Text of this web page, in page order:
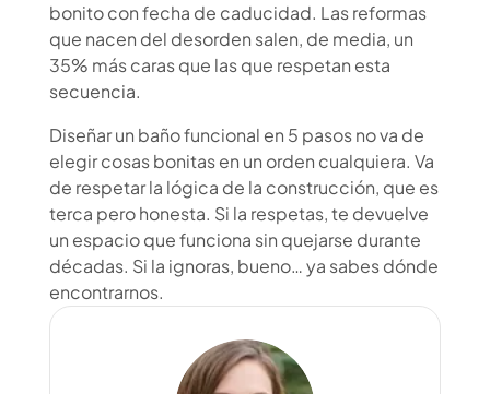
bonito con fecha de caducidad. Las reformas
que nacen del desorden salen, de media, un
35% más caras que las que respetan esta
secuencia.
Diseñar un baño funcional en 5 pasos no va de
elegir cosas bonitas en un orden cualquiera. Va
de respetar la lógica de la construcción, que es
terca pero honesta. Si la respetas, te devuelve
un espacio que funciona sin quejarse durante
décadas. Si la ignoras, bueno… ya sabes dónde
encontrarnos.